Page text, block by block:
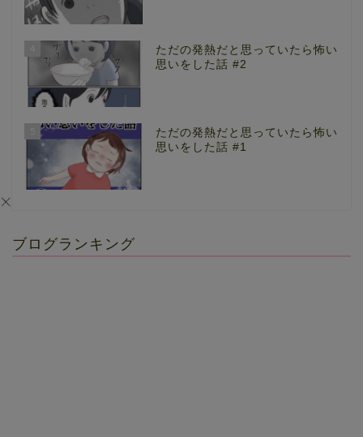
4
ただの発熱だと思っていたら怖い
思いをした話 #2
ただの発熱だと思っていたら怖い
思いをした話 #1
ブログランキング